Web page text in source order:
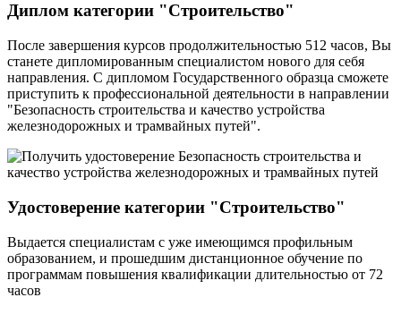
Диплом категории "Строительство"
После завершения курсов продолжительностью 512 часов, Вы
станете дипломированным специалистом нового для себя
направления. С дипломом Государственного образца сможете
приступить к профессиональной деятельности в направлении
"Безопасность строительства и качество устройства
железнодорожных и трамвайных путей".
Удостоверение категории "Строительство"
Выдается специалистам с уже имеющимся профильным
образованием, и прошедшим дистанционное обучение по
программам повышения квалификации длительностью от 72
часов